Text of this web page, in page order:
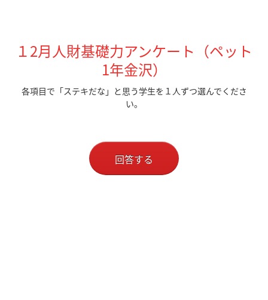
１2月人財基礎力アンケート（ペット
1年金沢）
各項目で「ステキだな」と思う学生を１人ずつ選んでくださ
い。
回答する